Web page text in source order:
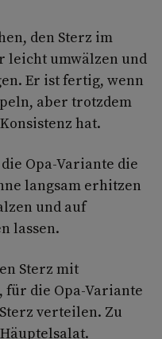
den Sterz im
leicht umwälzen und
Er ist fertig, wenn
aber trotzdem
hat.
Opa-Variante die
langsam erhitzen
und auf
lassen.
Sterz mit
für die Opa-Variante
verteilen. Zu